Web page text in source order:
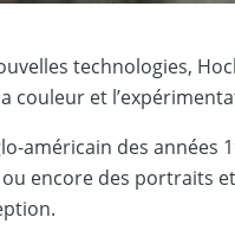
technologies,
couleur et
américain des années
encore des portraits